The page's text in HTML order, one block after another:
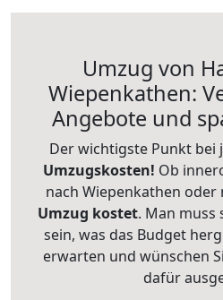
Umzug von
Wiepenkathen:
Angebote und
Der wichtigste Punkt bei
Umzugskosten! Ob
nach Wiepenkathen oder
Umzug kostet. Man muss
sein, was das Budget
erwarten und wünschen
dafür